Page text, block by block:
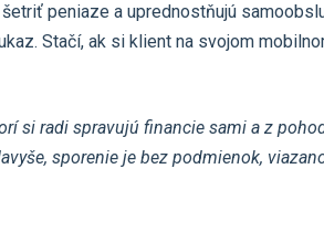
peniaze a uprednostňujú
Stačí, ak si klient na svojom
si radi spravujú financie sami a z
sporenie je bez podmienok,